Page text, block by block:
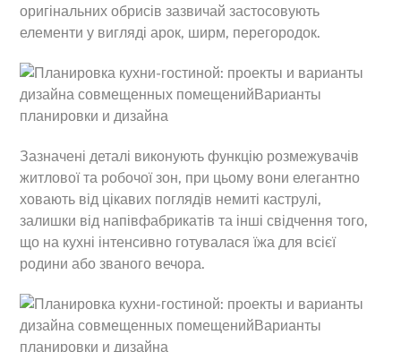
оригінальних обрисів зазвичай застосовують
елементи у вигляді арок, ширм, перегородок.
Зазначені деталі виконують функцію розмежувачів
житлової та робочої зон, при цьому вони елегантно
ховають від цікавих поглядів немиті каструлі,
залишки від напівфабрикатів та інші свідчення того,
що на кухні інтенсивно готувалася їжа для всієї
родини або званого вечора.